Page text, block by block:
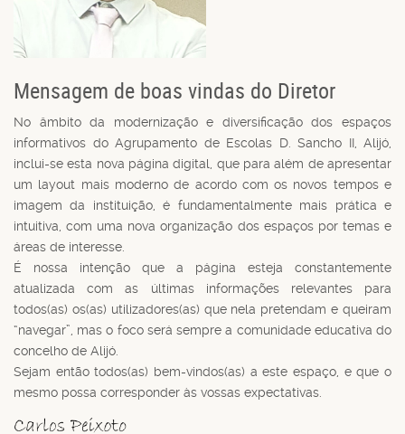
Mensagem de boas vindas do Diretor
No âmbito da modernização e diversificação dos espaços
informativos do Agrupamento de Escolas D. Sancho II, Alijó,
inclui-se esta nova página digital, que para além de apresentar
um layout mais moderno de acordo com os novos tempos e
imagem da instituição, é fundamentalmente mais prática e
intuitiva, com uma nova organização dos espaços por temas e
áreas de interesse.
É nossa intenção que a página esteja constantemente
atualizada com as últimas informações relevantes para
todos(as) os(as) utilizadores(as) que nela pretendam e queiram
“navegar”, mas o foco será sempre a comunidade educativa do
concelho de Alijó.
Sejam então todos(as) bem-vindos(as) a este espaço, e que o
mesmo possa corresponder às vossas expectativas.